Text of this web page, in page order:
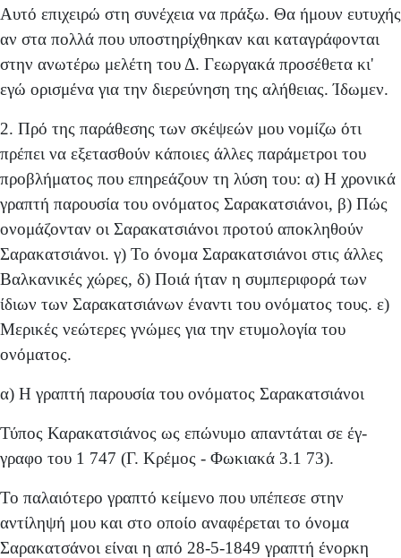
Αυτό επιχειρώ στη συνέχεια να πράξω. Θα ήμουν ευ­τυχής
αν στα πολλά που υποστηρίχθηκαν και καταγρά­φονται
στην ανωτέρω μελέτη του Δ. Γεωργακά προσέθε­τα κι'
εγώ ορισμένα για την διερεύνηση της αλήθειας. Ίδω­μεν.
2. Πρό της παράθεσης των σκέψεών μου νομίζω ότι
πρέπει να εξετασθούν κάποιες άλλες παράμετροι του
προβλήματος που επηρεάζουν τη λύση του: α) Η χρονικά
γραπτή παρουσία του ονόματος Σαρακατσιάνοι, β) Πώς
ονομάζονταν οι Σαρακατσιάνοι προτού αποκληθούν
Σαρακατσιάνοι. γ) Το όνομα Σαρακατσιάνοι στις άλλες
Βαλ­κανικές χώρες, δ) Ποιά ήταν η συμπεριφορά των
ίδιων των Σαρακατσιάνων έναντι του ονόματος τους. ε)
Μερικές νεώτερες γνώμες για την ετυμολογία του
ονόματος.
α) Η γραπτή παρουσία του ονόματος Σαρακατσιάνοι
Τύπος Καρακατσιάνος ως επώνυμο απαντάται σε έγ­
γραφο του 1 747 (Γ. Κρέμος - Φωκιακά 3.1 73).
Το παλαιότερο γραπτό κείμενο που υπέπεσε στην
αντίληψή μου και στο οποίο αναφέρεται το όνομα
Σαρακατσάνοι είναι η από 28-5-1849 γραπτή ένορκη